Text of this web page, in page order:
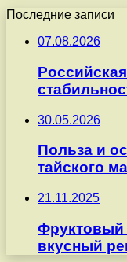
Последние записи
07.08.2026
30.05.2026
Польза и
тайского
21.11.2025
Фруктовый
вкусный